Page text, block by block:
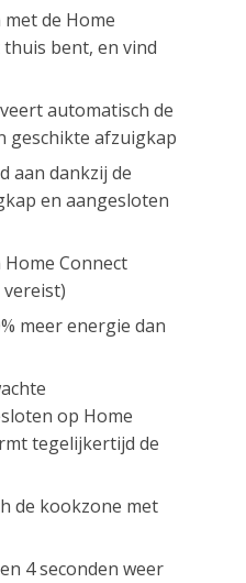
de Home
bent, en vind
automatisch de
geschikte afzuigkap
aan dankzij de
en aangesloten
Connect
meer energie dan
op Home
tegelijkertijd de
de kookzone met
4 seconden weer